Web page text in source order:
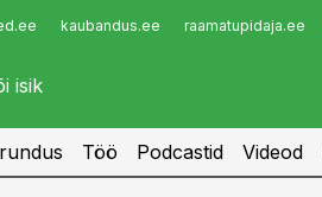
kaubandus.ee raamatupidaja.ee
Töö Podcastid Videod